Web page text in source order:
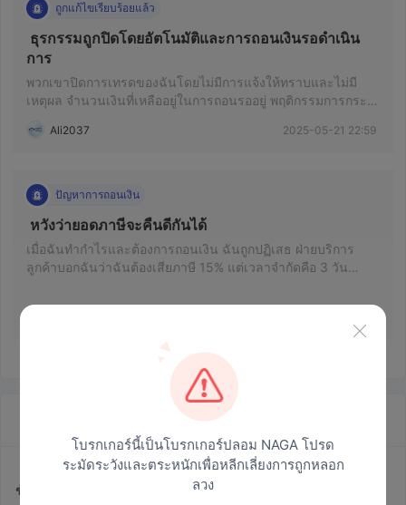
ถูกแก้ไขเรียบร้อยแล้ว
ธุรกรรมถูกปิดโดยอัตโนมัติและการถอนเงินรอดำเนิน
พวกเขาปิดการเทรดของฉันโดยไม่มีการแจ้งให้ทราบและไม่มี
เหตุผล จำนวนเงินที่เหลืออยู่ในการถอนรออยู่ พฤติกรรมการกระ
และฉันสามารถบอกได้ว่ามันเป็นการเสียเวลาและเงินอย่าง
Ali2037 2025-05-21 22:59
ปัญหาการถอนเงิน
เมื่อฉันทำกำไรและต้องการถอนเงิน ฉันถูกปฏิเสธ ฝ่ายบริการ
ลูกค้าบอกฉันว่าฉันต้องเสียภาษี 15% แต่เวลาจำกัดคือ 3 วัน
เต็มที่ที่จะเสียภาษีครึ่งหนึ่งแล้ว แต่ก็ยังไม่สามารถขอคืนได้ ฉันขอ
ปรับได้ไหม วางมันลง? แม้ว่าบันทึกการถอนจะได้รับการอนุมัติ
แต่ยังไม่ได้รับเงินคืนและการถอนเงิน! ไม่เข้าใจจริงๆ ว่าทำไม
ข้อมูลเกี่ยวกับ NAGA
โบรกเกอร์นี้เป็นโบรกเกอร์ปลอม NAGA โปรด
ระมัดระวังและตระหนักเพื่อหลีกเลี่ยงการถูกหลอก
ลวง